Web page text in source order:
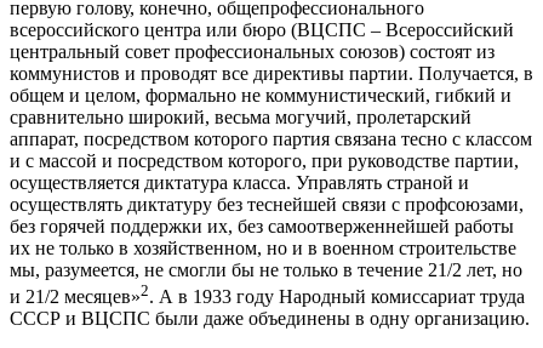
первую голову, конечно, общепрофессионального
всероссийского центра или бюро (ВЦСПС – Всероссийский
центральный совет профессиональных союзов) состоят из
коммунистов и проводят все директивы партии. Получается, в
общем и целом, формально не коммунистический, гибкий и
сравнительно широкий, весьма могучий, пролетарский
аппарат, посредством которого партия связана тесно с классом
и с массой и посредством которого, при руководстве партии,
осуществляется диктатура класса. Управлять страной и
осуществлять диктатуру без теснейшей связи с профсоюзами,
без горячей поддержки их, без самоотверженнейшей работы
их не только в хозяйственном, но и в военном строительстве
мы, разумеется, не смогли бы не только в течение 21/2 лет, но
и 21/2 месяцев»2. А в 1933 году Народный комиссариат труда
СССР и ВЦСПС были даже объединены в одну организацию.